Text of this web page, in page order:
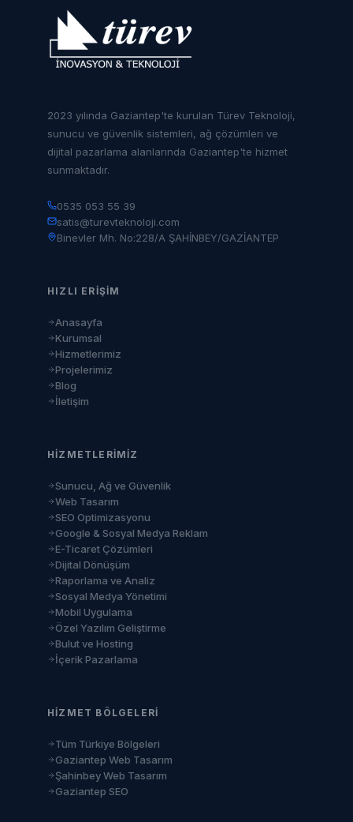
2023 yılında Gaziantep'te kurulan Türev Teknoloji,
sunucu ve güvenlik sistemleri, ağ çözümleri ve
dijital pazarlama alanlarında Gaziantep'te hizmet
sunmaktadır.
0535 053 55 39
satis@turevteknoloji.com
Binevler Mh. No:228/A ŞAHİNBEY/GAZİANTEP
HIZLI ERIŞIM
Anasayfa
Kurumsal
Hizmetlerimiz
Projelerimiz
Blog
İletişim
HIZMETLERIMIZ
Sunucu, Ağ ve Güvenlik
Web Tasarım
SEO Optimizasyonu
Google & Sosyal Medya Reklam
E-Ticaret Çözümleri
Dijital Dönüşüm
Raporlama ve Analiz
Sosyal Medya Yönetimi
Mobil Uygulama
Özel Yazılım Geliştirme
Bulut ve Hosting
İçerik Pazarlama
HIZMET BÖLGELERI
Tüm Türkiye Bölgeleri
Gaziantep Web Tasarım
Şahinbey Web Tasarım
Gaziantep SEO